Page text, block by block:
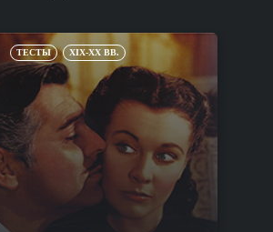
ТЕСТЫ XIX-XX ВВ.